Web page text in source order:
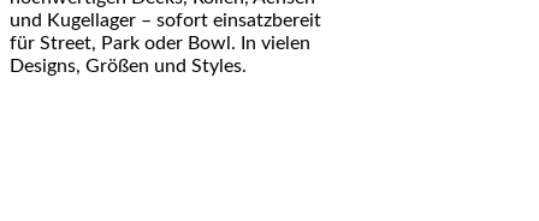
und Kugellager – sofort einsatzbereit
für Street, Park oder Bowl. In vielen
Designs, Größen und Styles.